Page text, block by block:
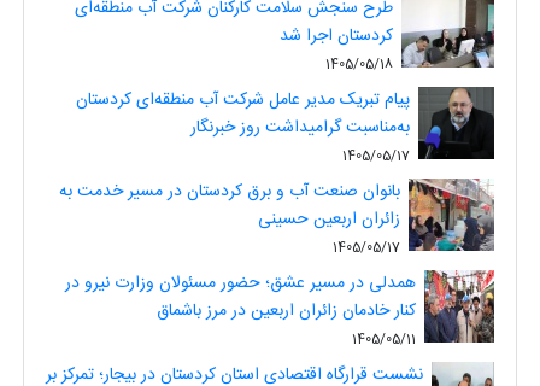
طرح سنجش سلامت کارکنان شرکت آب منطقه‌ای
کردستان اجرا شد
1405/05/18
پیام تبریک مدیر عامل شرکت آب منطقه‌ای کردستان
به‌مناسبت گرامیداشت روز خبرنگار
1405/05/17
بانوان صنعت آب و برق کردستان در مسیر خدمت به
زائران اربعین حسینی
1405/05/17
همدلی در مسیر عشق؛ حضور مسئولان وزارت نیرو در
کنار خادمان زائران اربعین در مرز باشماق
1405/05/11
نشست قرارگاه اقتصادی استان کردستان در بیجار؛ تمرکز بر